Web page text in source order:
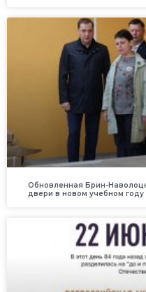
Обновленная Брин-
двери в новом учебном году